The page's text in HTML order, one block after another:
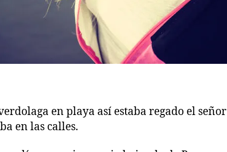
en playa así estaba regado el
en las calles.